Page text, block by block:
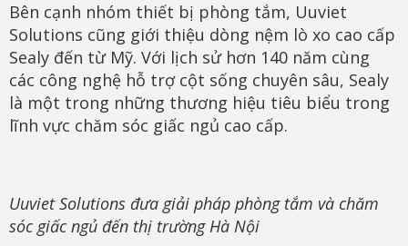
Bên cạnh nhóm thiết bị phòng tắm, Uuviet
Solutions cũng giới thiệu dòng nệm lò xo cao cấp
Sealy đến từ Mỹ. Với lịch sử hơn 140 năm cùng
các công nghệ hỗ trợ cột sống chuyên sâu, Sealy
là một trong những thương hiệu tiêu biểu trong
lĩnh vực chăm sóc giấc ngủ cao cấp.
Uuviet Solutions đưa giải pháp phòng tắm và chăm
sóc giấc ngủ đến thị trường Hà Nội